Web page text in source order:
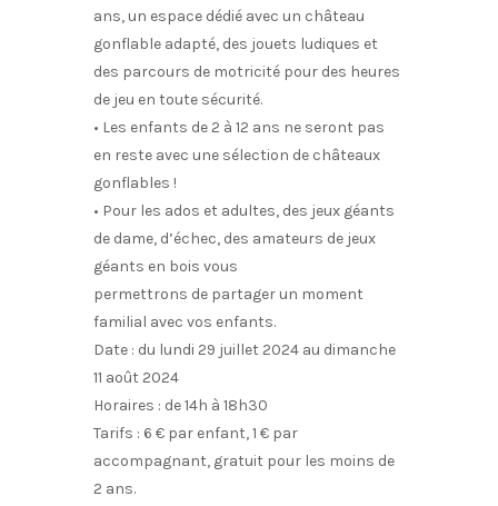
ans, un espace dédié avec un château
gonflable adapté, des jouets ludiques et
des parcours de motricité pour des heures
de jeu en toute sécurité.
• Les enfants de 2 à 12 ans ne seront pas
en reste avec une sélection de châteaux
gonflables !
• Pour les ados et adultes, des jeux géants
de dame, d’échec, des amateurs de jeux
géants en bois vous
permettrons de partager un moment
familial avec vos enfants.
Date : du lundi 29 juillet 2024 au dimanche
11 août 2024
Horaires : de 14h à 18h30
Tarifs : 6 € par enfant, 1 € par
accompagnant, gratuit pour les moins de
2 ans.